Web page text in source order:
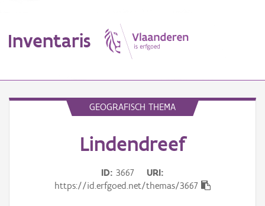
Inventaris
GEOGRAFISCH THEMA
Lindendreef
ID 3667
URI
https://id.erfgoed.net/themas/3667